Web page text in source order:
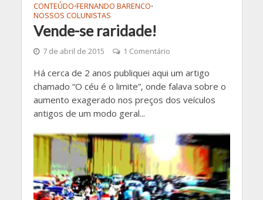
CONTEÚDO•FERNANDO BARENCO•
NOSSOS COLUNISTAS
Vende-se raridade!
7 de abril de 2015 1 Comentário
Há cerca de 2 anos publiquei aqui um artigo
chamado “O céu é o limite”, onde falava sobre o
aumento exagerado nos preços dos veículos
antigos de um modo geral...